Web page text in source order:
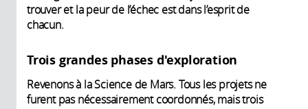
trouver et la peur de l’échec est dans l’esprit de
chacun.
Trois grandes phases d'exploration
Revenons à la Science de Mars. Tous les projets ne
furent pas nécessairement coordonnés, mais trois